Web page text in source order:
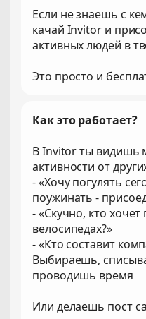
Если не знаешь с
качай Invitor и
активных людей в
Это просто и
Как это работает?
В Invitor ты видишь
активности от
- «Хочу погулять
поужинать -
- «Скучно, кто хочет
велосипедах?»
- «Кто составит
Выбираешь,
проводишь время
Или делаешь пост